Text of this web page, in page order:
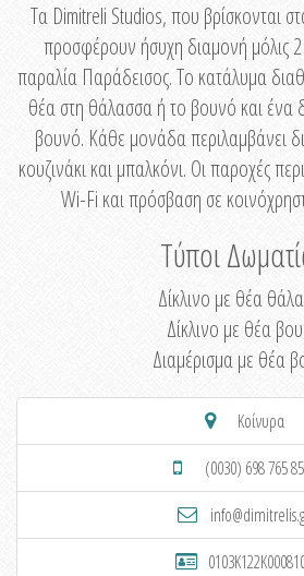
Τα Dimitreli Studios, που βρίσκονται
προσφέρουν ήσυχη διαμονή μόλις
παραλία Παράδεισος. Το κατάλυμα
θέα στη θάλασσα ή το βουνό και ένα
βουνό. Κάθε μονάδα περιλαμβάνει
κουζινάκι και μπαλκόνι. Οι παροχές
Wi-Fi και πρόσβαση σε
Τύποι
Δίκλινο με θέα
Δίκλινο με θέα
Διαμέρισμα με θέα
Κοίνυρα
(0030) 698 765